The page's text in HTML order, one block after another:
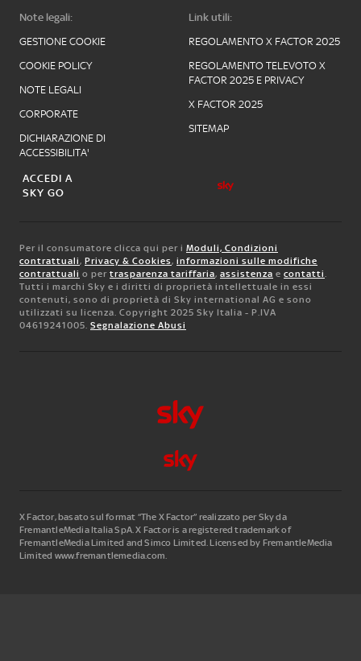
Note legali:
GESTIONE COOKIE
COOKIE POLICY
NOTE LEGALI
CORPORATE
DICHIARAZIONE DI
ACCESSIBILITA'
Link utili:
REGOLAMENTO X FACTOR 2025
REGOLAMENTO TELEVOTO X
FACTOR 2025 E PRIVACY
X FACTOR 2025
SITEMAP
ACCEDI A
SKY GO
Per il consumatore clicca qui per i Moduli, Condizioni
contrattuali, Privacy & Cookies, informazioni sulle modifiche
contrattuali o per trasparenza tariffaria, assistenza e contatti.
Tutti i marchi Sky e i diritti di proprietà intellettuale in essi
contenuti, sono di proprietà di Sky international AG e sono
utilizzati su licenza. Copyright 2025 Sky Italia - P.IVA
04619241005. Segnalazione Abusi
X Factor, basato sul format “The X Factor” realizzato per Sky da
FremantleMedia Italia SpA.X Factor is a registered trademark of
FremantleMedia Limited and Simco Limited. Licensed by FremantleMedia
Limited www.fremantlemedia.com.